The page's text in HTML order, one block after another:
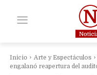
Inicio Arte y Espectáculos
engalanó reapertura del